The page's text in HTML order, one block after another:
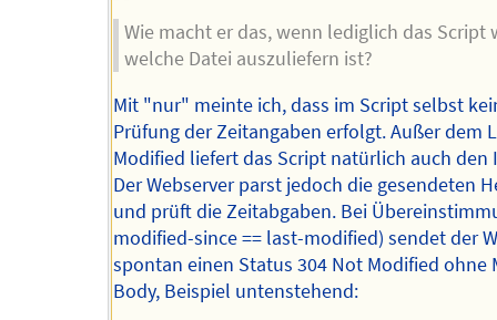
Wie macht er das, wenn lediglich das Script
welche Datei auszuliefern ist?
Mit "nur" meinte ich, dass im Script selbst
Prüfung der Zeitangaben erfolgt. Außer dem
Modified liefert das Script natürlich auch den
Der Webserver parst jedoch die gesendeten
und prüft die Zeitabgaben. Bei
modified-since == last-modified) sendet der
spontan einen Status 304 Not Modified ohne
Body, Beispiel untenstehend: